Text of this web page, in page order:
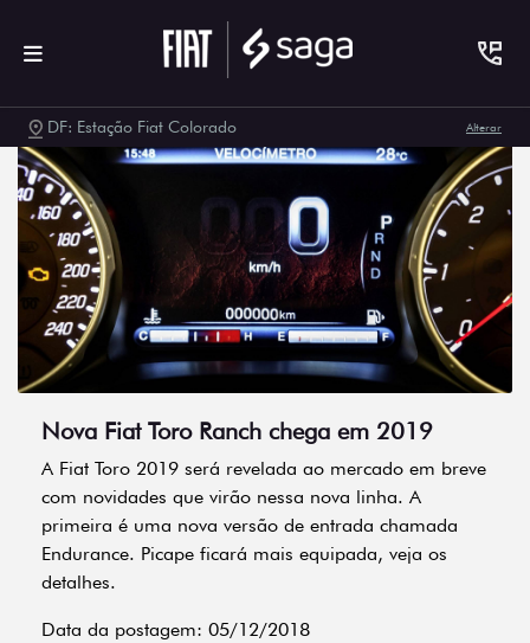
DF: Estação Fiat Colorado Alterar
Nova Fiat Toro Ranch chega em 2019
A Fiat Toro 2019 será revelada ao mercado em breve
com novidades que virão nessa nova linha. A
primeira é uma nova versão de entrada chamada
Endurance. Picape ficará mais equipada, veja os
detalhes.
Data da postagem: 05/12/2018